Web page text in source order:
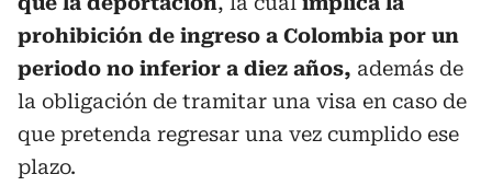
prohibición de ingreso a Colombia por un
periodo no inferior a diez años, además de
la obligación de tramitar una visa en caso de
que pretenda regresar una vez cumplido ese
plazo.